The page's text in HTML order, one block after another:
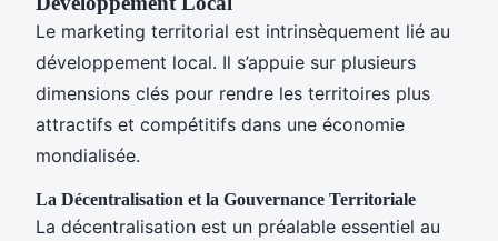
Le marketing territorial est intrinsèquement lié au
développement local. Il s’appuie sur plusieurs
dimensions clés pour rendre les territoires plus
attractifs et compétitifs dans une économie
mondialisée.
La Décentralisation et la Gouvernance Territoriale
La décentralisation est un préalable essentiel au